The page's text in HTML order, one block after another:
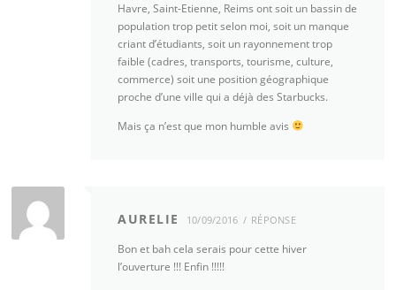
Havre, Saint-Etienne, Reims ont soit un bassin de
population trop petit selon moi, soit un manque
criant d’étudiants, soit un rayonnement trop
faible (cadres, transports, tourisme, culture,
commerce) soit une position géographique
proche d’une ville qui a déjà des Starbucks.
Mais ça n’est que mon humble avis
AURELIE 10/09/2016 RÉPONSE
Bon et bah cela serais pour cette hiver
l’ouverture !!! Enfin !!!!!